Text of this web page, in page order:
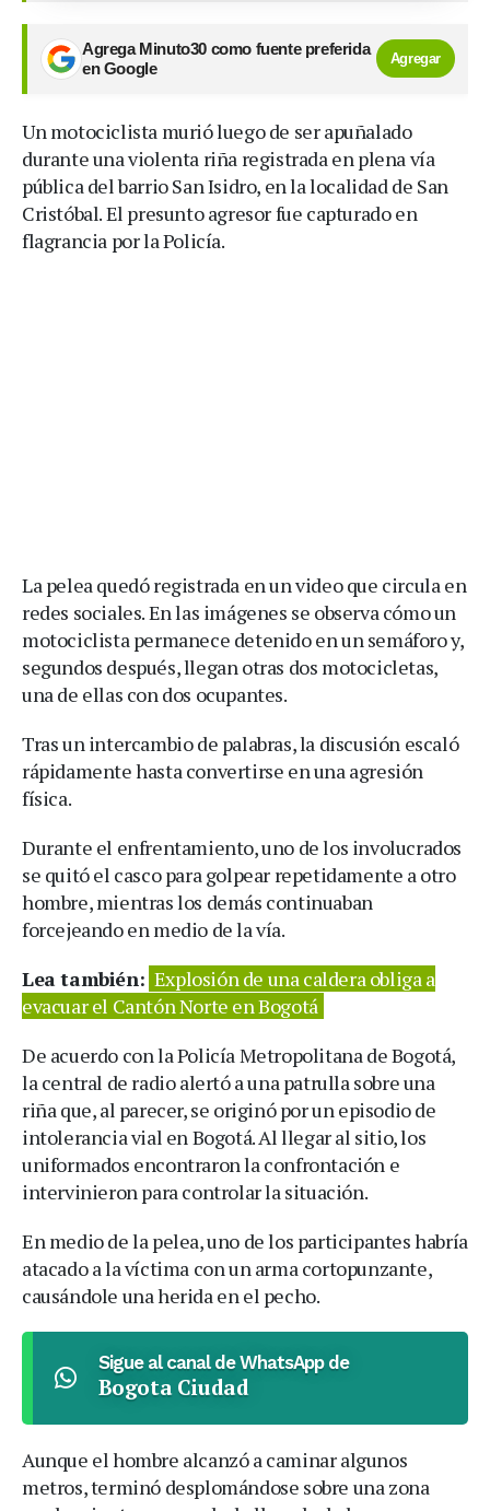
Agrega Minuto30 como fuente preferida
en Google
Agregar
Un motociclista murió luego de ser apuñalado
durante una violenta riña registrada en plena vía
pública del barrio San Isidro, en la localidad de San
Cristóbal. El presunto agresor fue capturado en
flagrancia por la Policía.
La pelea quedó registrada en un video que circula en
redes sociales. En las imágenes se observa cómo un
motociclista permanece detenido en un semáforo y,
segundos después, llegan otras dos motocicletas,
una de ellas con dos ocupantes.
Tras un intercambio de palabras, la discusión escaló
rápidamente hasta convertirse en una agresión
física.
Durante el enfrentamiento, uno de los involucrados
se quitó el casco para golpear repetidamente a otro
hombre, mientras los demás continuaban
forcejeando en medio de la vía.
Lea también: Explosión de una caldera obliga a
evacuar el Cantón Norte en Bogotá
De acuerdo con la Policía Metropolitana de Bogotá,
la central de radio alertó a una patrulla sobre una
riña que, al parecer, se originó por un episodio de
intolerancia vial en Bogotá. Al llegar al sitio, los
uniformados encontraron la confrontación e
intervinieron para controlar la situación.
En medio de la pelea, uno de los participantes habría
atacado a la víctima con un arma cortopunzante,
causándole una herida en el pecho.
Sigue al canal de WhatsApp de
Bogota Ciudad
Aunque el hombre alcanzó a caminar algunos
metros, terminó desplomándose sobre una zona